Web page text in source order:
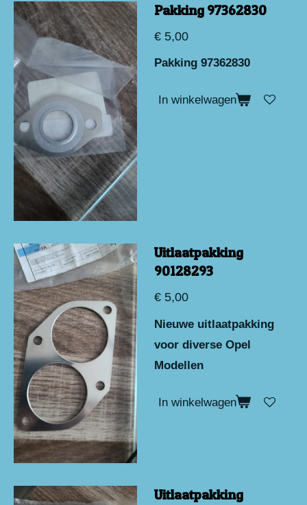
Pakking 97362830
€ 5,00
Pakking 97362830
In winkelwagen
Uitlaatpakking
90128293
€ 5,00
Nieuwe uitlaatpakking
voor diverse Opel
Modellen
In winkelwagen
Uitlaatpakking